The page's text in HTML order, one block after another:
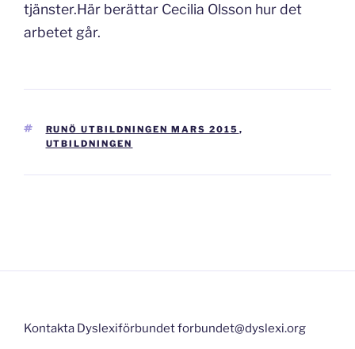
tjänster.Här berättar Cecilia Olsson hur det
arbetet går.
TAGGAR
RUNÖ UTBILDNINGEN MARS 2015 ,
UTBILDNINGEN
Kontakta Dyslexiförbundet forbundet@dyslexi.org